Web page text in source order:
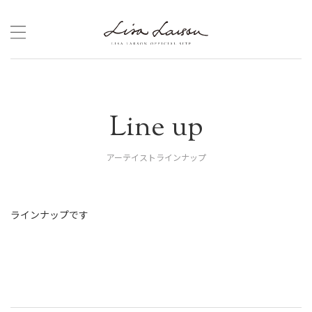
content
Line up
アーテイストラインナップ
ラインナップです